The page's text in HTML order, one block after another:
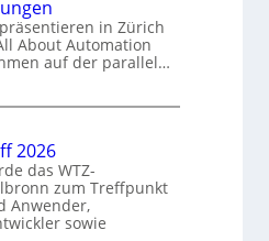
in Zürich
About Automation
auf der parallel…
2026
das WTZ-
zum Treffpunkt
Anwender,
sowie